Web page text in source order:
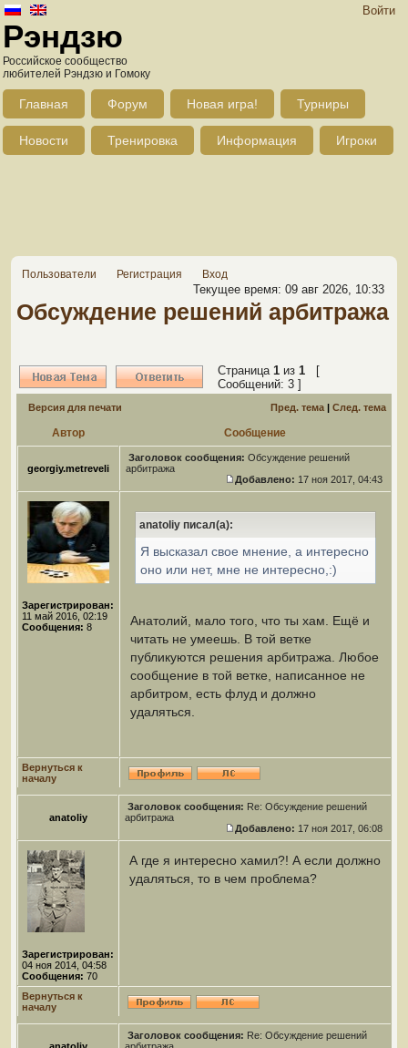
Войти
Рэндзю
Российское сообщество
любителей Рэндзю и Гомоку
Главная Форум Новая игра! Турниры
Новости Тренировка Информация Игроки
Пользователи Регистрация Вход
Текущее время: 09 авг 2026, 10:33
Обсуждение решений арбитража
Страница 1 из 1 [
Сообщений: 3 ]
Версия для печати Пред. тема | След. тема
Автор Сообщение
georgiy.metreveli
Заголовок сообщения: Обсуждение решений
арбитража
Добавлено: 17 ноя 2017, 04:43
Зарегистрирован:
11 май 2016, 02:19
Сообщения: 8
anatoliy писал(а):
Я высказал свое мнение, а интересно
оно или нет, мне не интересно,:)
Анатолий, мало того, что ты хам. Ещё и
читать не умеешь. В той ветке
публикуются решения арбитража. Любое
сообщение в той ветке, написанное не
арбитром, есть флуд и должно
удаляться.
Вернуться к
началу
anatoliy
Заголовок сообщения: Re: Обсуждение решений
арбитража
Добавлено: 17 ноя 2017, 06:08
Зарегистрирован:
04 ноя 2014, 04:58
Сообщения: 70
А где я интересно хамил?! А если должно
удаляться, то в чем проблема?
Вернуться к
началу
Заголовок сообщения: Re: Обсуждение решений